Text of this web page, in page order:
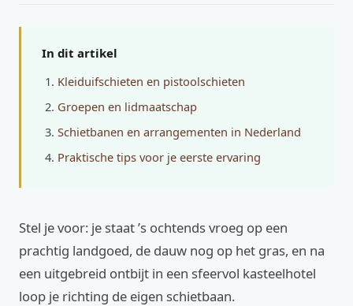
In dit artikel
Kleiduifschieten en pistoolschieten
Groepen en lidmaatschap
Schietbanen en arrangementen in Nederland
Praktische tips voor je eerste ervaring
Stel je voor: je staat ’s ochtends vroeg op een
prachtig landgoed, de dauw nog op het gras, en na
een uitgebreid ontbijt in een sfeervol kasteelhotel
loop je richting de eigen schietbaan.